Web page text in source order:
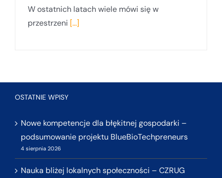
W ostatnich latach wiele mówi się w
przestrzeni [...]
OSTATNIE WPISY
Nowe kompetencje dla błękitnej gospodarki –
podsumowanie projektu BlueBioTechpreneurs
4 sierpnia 2026
Nauka bliżej lokalnych społeczności – CZRUG